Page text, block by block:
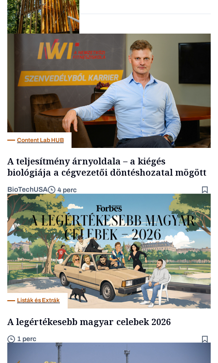
Longevity
Content Lab HUB
A teljesítmény árnyoldala – a kiégés
biológiája a cégvezetői döntéshozatal mögött
BioTechUSA 4 perc
Listák és Extrák
A legértékesebb magyar celebek 2026
1 perc